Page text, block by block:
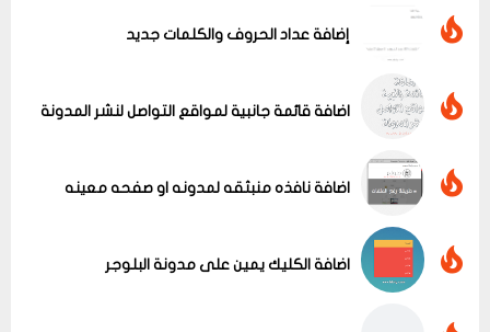
عرض الكل
إضافة عداد الحروف والكلمات جديد
اضافة قائمة جانبية لمواقع التواصل لنشر المدونة
اضافة نافذه منبثقه لمدونه او صفحه معينه
اضافة الكليك يمين على مدونة البلوجر